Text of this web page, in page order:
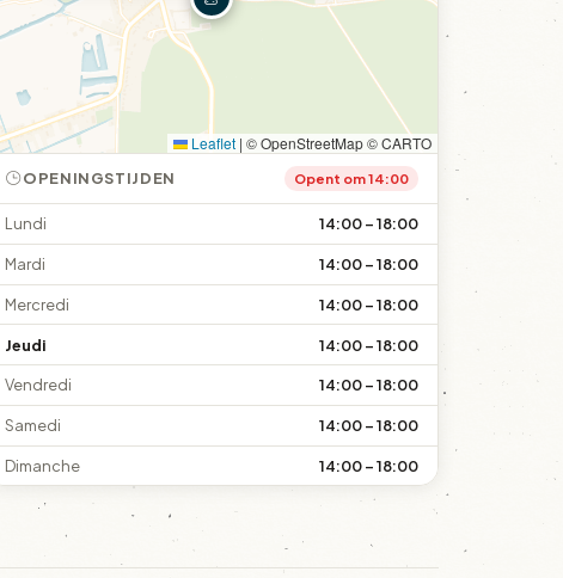
Leaflet | © OpenStreetMap © CARTO
OPENINGSTIJDEN Opent om 14:00
Lundi 14:00 – 18:00
Mardi 14:00 – 18:00
Mercredi 14:00 – 18:00
Jeudi 14:00 – 18:00
Vendredi 14:00 – 18:00
Samedi 14:00 – 18:00
Dimanche 14:00 – 18:00